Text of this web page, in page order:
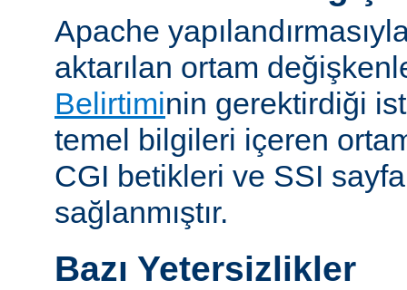
Apache
aktarılan ortam
Belirtiminin gerektirdiği
temel bilgileri içeren
CGI betikleri ve SSI
sağlanmıştır.
Bazı Yetersizlikler